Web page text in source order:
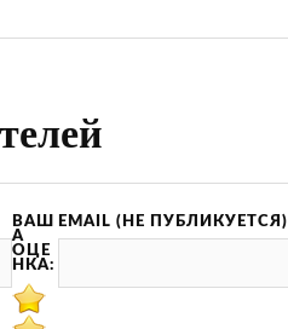
EMAIL (НЕ ПУБЛИКУЕТСЯ)
ВАШ
А
ОЦЕ
НКА: